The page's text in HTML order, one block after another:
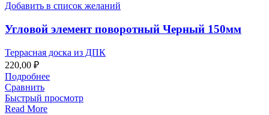
Добавить в список желаний
Угловой элемент поворотный Черный 150мм
Террасная доска из ДПК
220,00 ₽
Подробнее
Сравнить
Быстрый просмотр
Read More